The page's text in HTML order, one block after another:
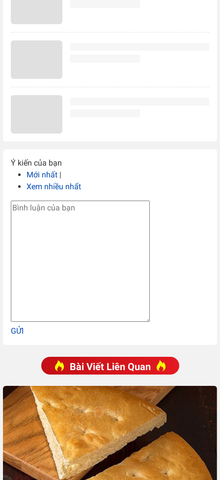
Ý kiến của bạn
Mới nhất |
Xem nhiều nhất
GỬI
Bài Viết Liên Quan